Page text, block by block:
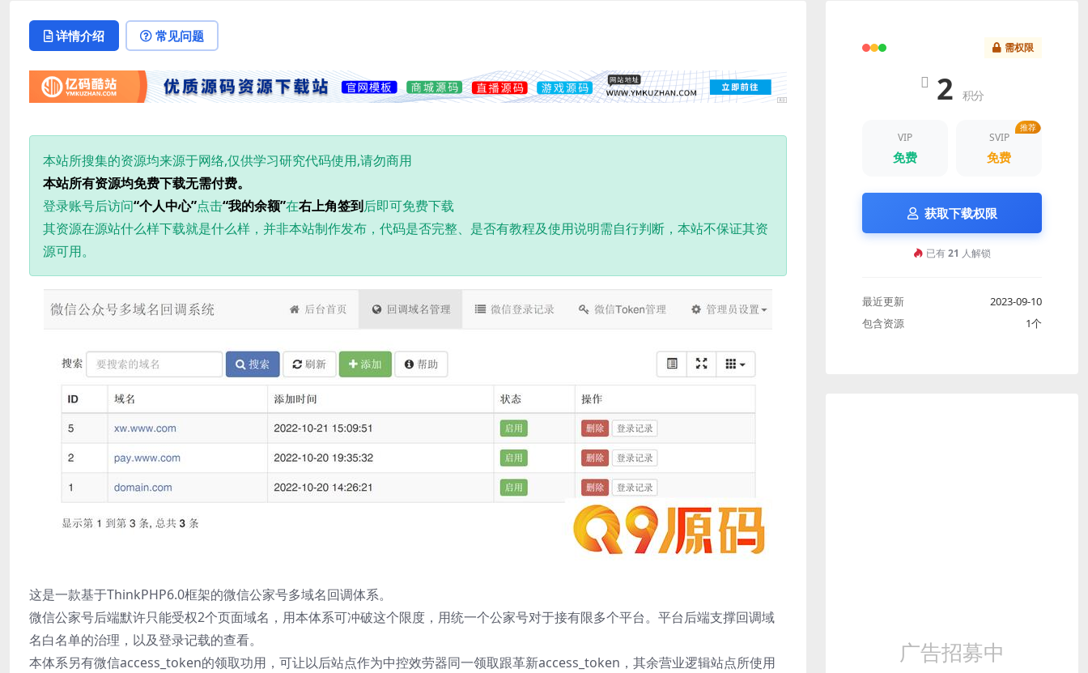
详情介绍 常见问题
本站所搜集的资源均来源于网络,仅供学习研究代码使用,请勿商用
本站所有资源均免费下载无需付费。
登录账号后访问“个人中心”点击“我的余额”在右上角签到后即可免费下载
其资源在源站什么样下载就是什么样，并非本站制作发布，代码是否完整、是否有教程及使用说明需自行判断，本站不保证其资
源可用。
这是一款基于ThinkPHP6.0框架的微信公家号多域名回调体系。
微信公家号后端默许只能受权2个页面域名，用本体系可冲破这个限度，用统一个公家号对于接有限多个平台。平台后端支撑回调域
名白名单的治理，以及登录记载的查看。
本体系另有微信access_token的领取功用，可让以后站点作为中控效劳器同一领取跟革新access_token，其余营业逻辑站点所使用
需权限
2 积分
VIP
免费
推荐
SVIP
免费
获取下载权限
已有21 人解锁
最近更新
2023-09-10
包含资源
1个